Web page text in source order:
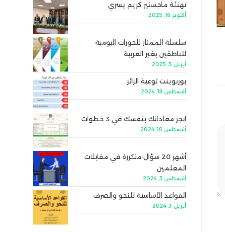
تهنئة ماجستير كريم يسري
أكتوبر 16, 2025
سلسلة الممتاز للحورات اليومية
للناطقين بغير العربية
أبريل 5, 2025
بوربوينت توعية الزائر
أغسطس 18, 2024
انجز معادلتك بنفسك في 3 خطوات
أغسطس 10, 2024
أشهر 20 سؤال متكررة في مقابلات
المعلمين
أغسطس 3, 2024
القواعد الأساسية للنحو والصرف
أبريل 3, 2024